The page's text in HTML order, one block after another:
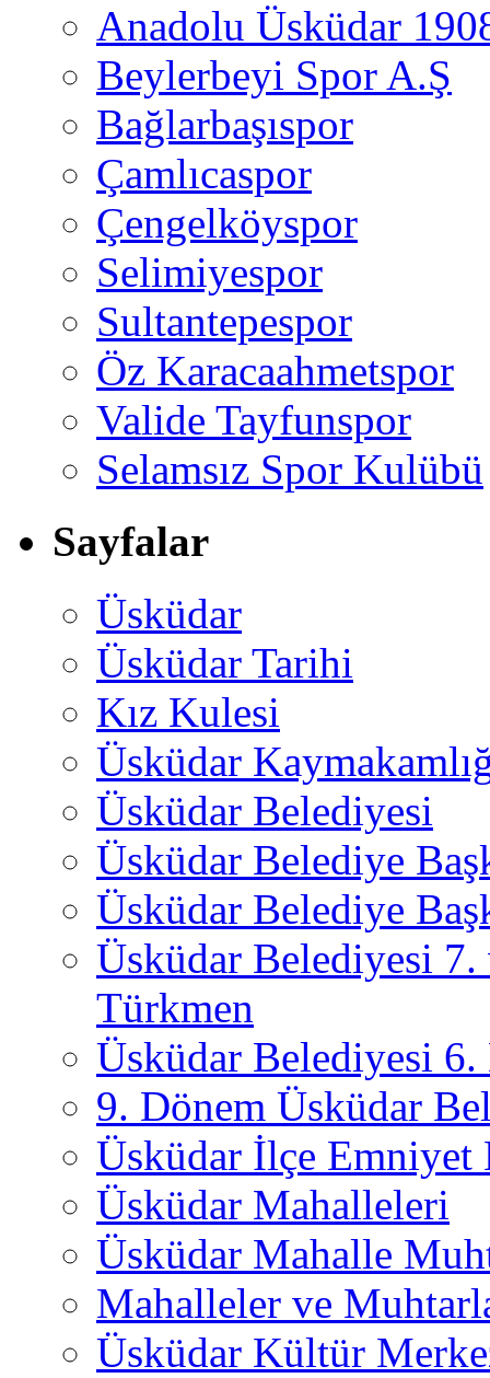
Anadolu Üsküdar
Beylerbeyi Spor A.Ş
Bağlarbaşıspor
Çamlıcaspor
Çengelköyspor
Selimiyespor
Sultantepespor
Öz Karacaahmetspor
Valide Tayfunspor
Selamsız Spor Kulübü
Sayfalar
Üsküdar
Üsküdar Tarihi
Kız Kulesi
Üsküdar
Üsküdar Belediyesi
Üsküdar Belediye
Üsküdar Belediye
Üsküdar Belediyesi
Türkmen
Üsküdar Belediyesi 6.
9. Dönem Üsküdar
Üsküdar İlçe
Üsküdar Mahalleleri
Üsküdar Mahalle
Mahalleler ve
Üsküdar Kültür